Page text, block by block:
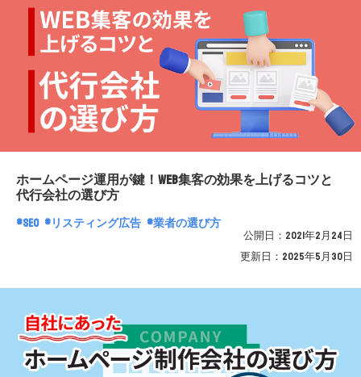
ホームページ運用が鍵！WEB集客の効果を上げるコツと
代行会社の選び方
SEO リスティング広告 業者の選び方
公開日： 2021年2月24日
更新日： 2025年5月30日